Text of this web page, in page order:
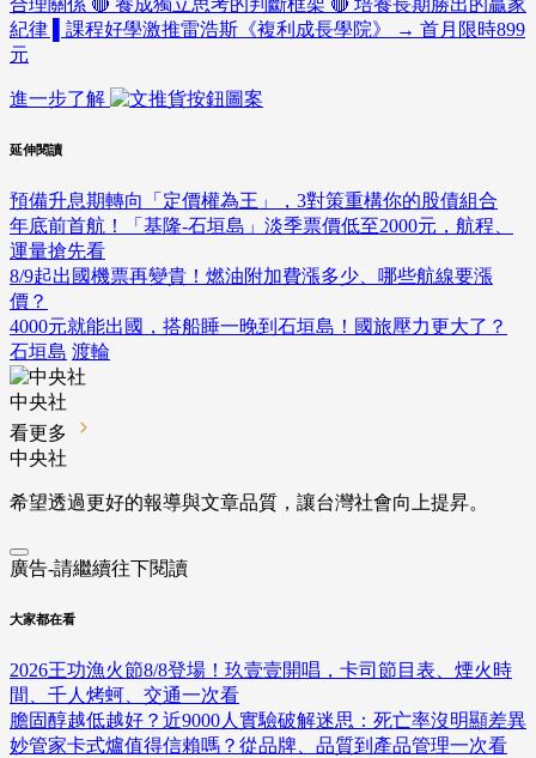
合理關係 🔴 養成獨立思考的判斷框架 🔴 培養長期勝出的贏家
紀律 ▌課程好學激推雷浩斯《複利成長學院》 → 首月限時899
元
進一步了解
延伸閱讀
預備升息期轉向「定價權為王」，3對策重構你的股債組合
年底前首航！「基隆-石垣島」淡季票價低至2000元，航程、
運量搶先看
8/9起出國機票再變貴！燃油附加費漲多少、哪些航線要漲
價？
4000元就能出國，搭船睡一晚到石垣島！國旅壓力更大了？
石垣島 渡輪
中央社
看更多
中央社
希望透過更好的報導與文章品質，讓台灣社會向上提昇。
廣告-請繼續往下閱讀
大家都在看
2026王功漁火節8/8登場！玖壹壹開唱，卡司節目表、煙火時
間、千人烤蚵、交通一次看
膽固醇越低越好？近9000人實驗破解迷思：死亡率沒明顯差異
妙管家卡式爐值得信賴嗎？從品牌、品質到產品管理一次看